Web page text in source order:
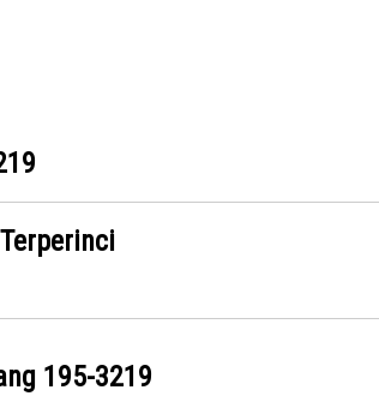
195-3219